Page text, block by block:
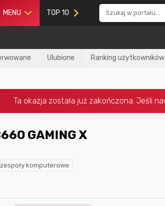
MENU TOP 10
Ulubione Ranking użytkowników
komputerowe
Nagroda za